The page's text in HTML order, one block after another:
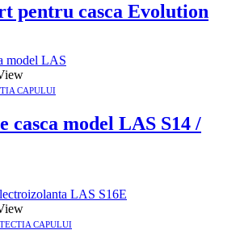
pentru casca Evolution
CAPULUI
casca model LAS S14 /
CAPULUI